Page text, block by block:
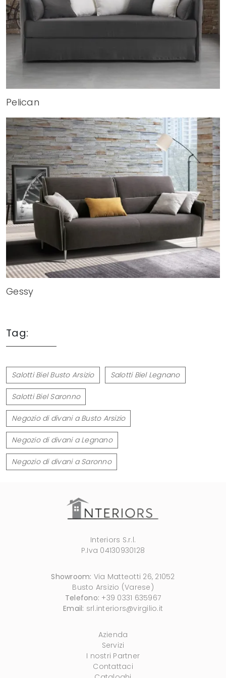
Pelican
Gessy
Tag:
Salotti Biel Busto Arsizio Salotti Biel Legnano
Salotti Biel Saronno
Negozio di divani a Busto Arsizio
Negozio di divani a Legnano
Negozio di divani a Saronno
Interiors S.r.l.
P.Iva 04130930128
Showroom: Via Matteotti 26, 21052
Busto Arsizio (Varese)
Telefono: +39 0331 635967
Email: srl.interiors@virgilio.it
Azienda
Servizi
I nostri Partner
Contattaci